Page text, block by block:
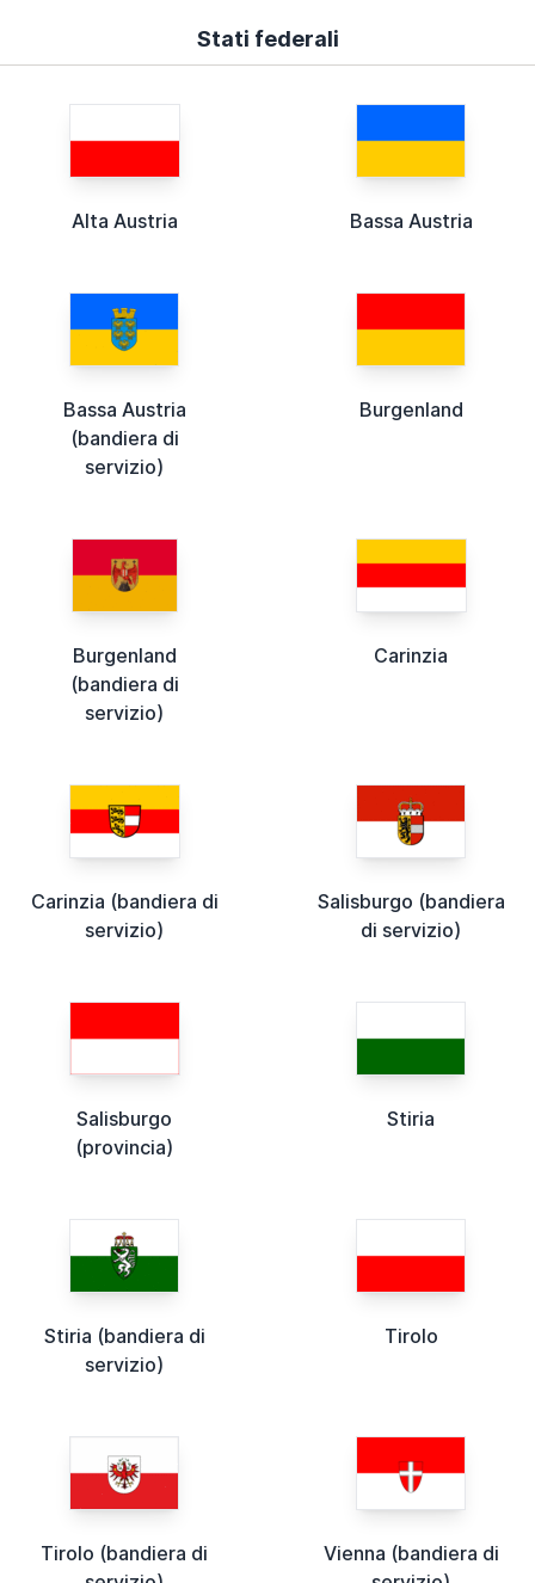
Stati federali
Alta Austria Bassa Austria
Bassa Austria
(bandiera di
servizio)
Burgenland
Burgenland
(bandiera di
servizio)
Carinzia
Carinzia (bandiera di
servizio)
Salisburgo (bandiera
di servizio)
Salisburgo
(provincia)
Stiria
Stiria (bandiera di
servizio)
Tirolo
Tirolo (bandiera di
Vienna (bandiera di